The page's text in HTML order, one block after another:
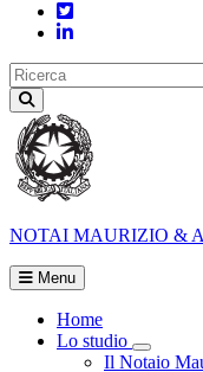
NOTAI MAURIZIO &
Menu
Home
Lo studio
Il Notaio